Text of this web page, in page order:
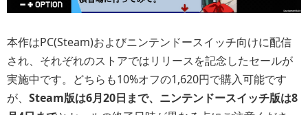
本作はPC(Steam)およびニンテンドースイッチ向けに配信
され、それぞれのストアではリリースを記念したセールが
実施中です。どちらも10%オフの1,620円で購入可能です
が、 Steam版は6月20日まで、ニンテンドースイッチ版は8